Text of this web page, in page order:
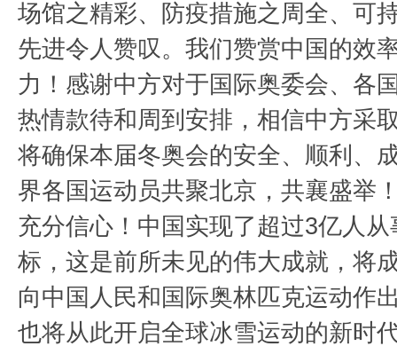
场馆之精彩、防疫措施之周全、可
先进令人赞叹。我们赞赏中国的效
力！感谢中方对于国际奥委会、各
热情款待和周到安排，相信中方采
将确保本届冬奥会的安全、顺利、
界各国运动员共聚北京，共襄盛举
充分信心！中国实现了超过3亿人
标，这是前所未见的伟大成就，将
向中国人民和国际奥林匹克运动作
也将从此开启全球冰雪运动的新时